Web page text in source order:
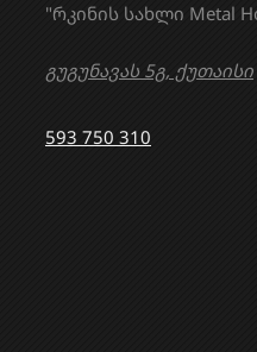
"რკინის სახლი Metal
გუგუნავას 5გ, ქუთაისი
593 750 310